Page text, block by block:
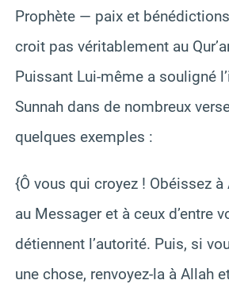
Prophète — paix et
croit pas véritablement au
Puissant Lui-même a souligné
Sunnah dans de nombreux
quelques exemples :
{Ô vous qui croyez ! Obéissez
au Messager et à ceux d’entre
détiennent l’autorité. Puis, si
une chose, renvoyez-la à Allah